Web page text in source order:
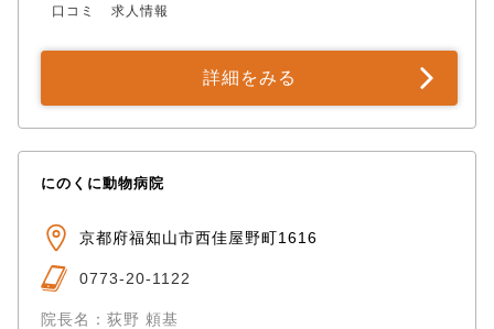
口コミ 求人情報
詳細をみる
にのくに動物病院
京都府福知山市西佳屋野町1616
0773-20-1122
院長名：荻野 頼基